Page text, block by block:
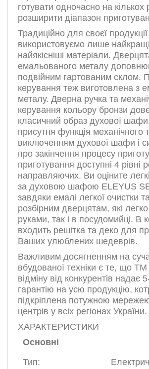
готувати одночасно на кількох
розширити діапазон
Традиційно для своєї
використовуємо лише
найякісніші матеріали.
емальованого металу
подвійним гартованим склом.
керування теж виготовлена з
металу. Дверна ручка та
керування кольору бронзи
класичний образ духової
присутня функція механічного
виключенням духової шафи і
про закінчення процесу
приготування доступні 4 рівні
направляючих. Ви оціните
за духовою шафою ELEYUS
завдяки емалі легкої очистки
розбірним дверцятам, які
руками, так і в посудомийці. В
входить решітка та деко для
Ваших улюблених шедеврів.
Важливим досягненням на
вбудованої техніки є те, що
відміну від конкурентів надає
гарантію на усю продукцію,
підкріплена потужною
центрів у всіх регіонах України.
ХАРАКТЕРИСТИКИ
Основні
Тип: